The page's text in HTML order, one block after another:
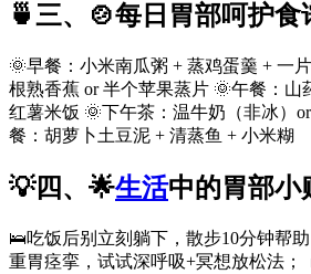
🍵三、🍲每日胃部呵护食
🌞早餐：小米南瓜粥 + 蒸鸡蛋羹 + 一
根熟香蕉 or 半个苹果蒸片 🌞午餐：山
红薯米饭 🌞下午茶：温牛奶（非冰）
餐：胡萝卜土豆泥 + 清蒸鱼 + 小米糊
💡四、🌟生活中的胃部小
🛌吃饭后别立刻躺下，散步10分钟帮
重胃痉挛，试试深呼吸+冥想放松法；